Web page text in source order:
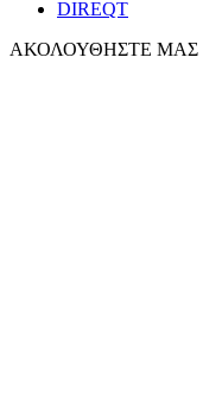
DIREQT
ΑΚΟΛΟΥΘΗΣΤΕ ΜΑΣ